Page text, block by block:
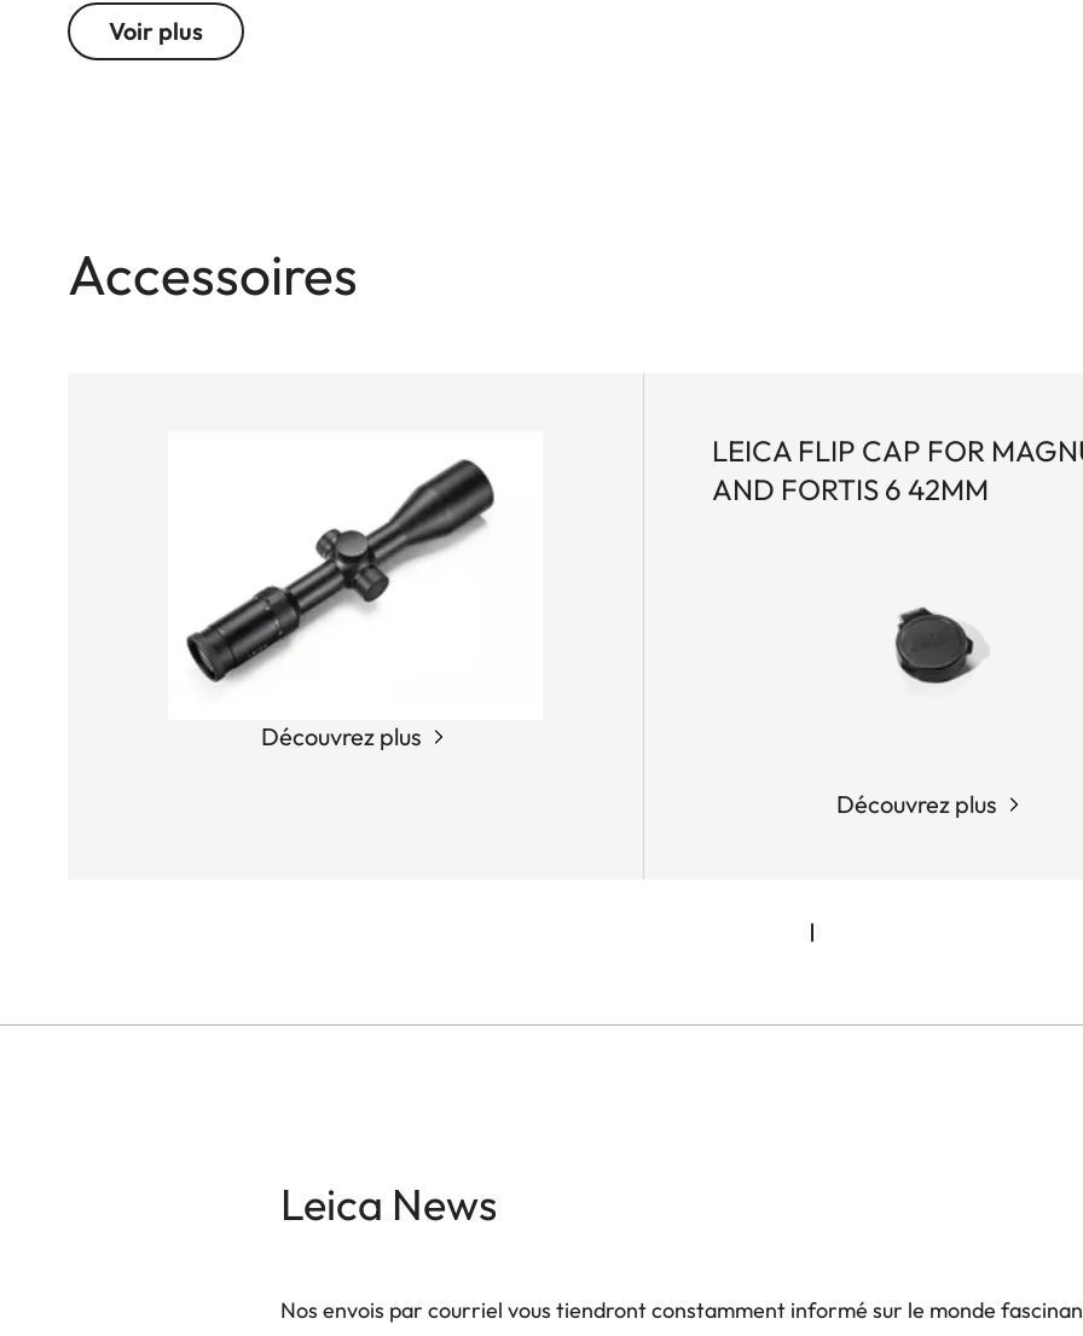
Sa pupille de sortie surdimensionnée et sa compensation de parallaxe, assurent une prise de visée
sécurisée. Que ce soit à l’approche, en chasse collective ou en montagne – la Fortis 6 1.8-12 x 42 i joue
Voir plus
Accessoires
Découvrez plus
LEICA FLIP CAP FOR
AND FORTIS 6 42MM
Découvrez plus
Leica News
Nos envois par courriel vous tiendront constamment informé sur le monde